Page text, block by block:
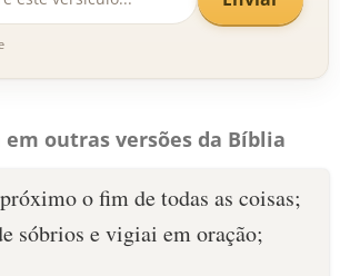
em outras versões da Bíblia
o fim de todas as coisas;
sóbrios e vigiai em oração;